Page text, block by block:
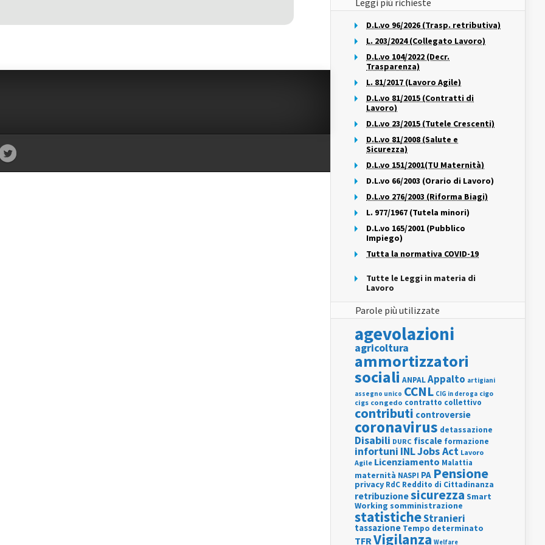
Leggi più richieste
D.L.vo 96/2026 (Trasp. retributiva)
L. 203/2024 (Collegato Lavoro)
D.L.vo 104/2022 (Decr.
Trasparenza)
L. 81/2017 (Lavoro Agile)
D.L.vo 81/2015 (Contratti di
Lavoro)
D.L.vo 23/2015 (Tutele Crescenti)
D.L.vo 81/2008 (Salute e
Sicurezza)
D.L.vo 151/2001(TU Maternità)
D.L.vo 66/2003 (Orario di Lavoro)
D.L.vo 276/2003 (Riforma Biagi)
L. 977/1967 (Tutela minori)
D.L.vo 165/2001 (Pubblico
Impiego)
Tutta la normativa COVID-19
Tutte le Leggi in materia di
Lavoro
Parole più utilizzate
agevolazioni
agricoltura
ammortizzatori
sociali ANPALAppalto artigiani
assegno unico CCNL CIG in deroga cigo
cigs congedo contratto collettivo
contributi controversie
coronavirus detassazione
Disabili DURC fiscale formazione
infortuni INLJobs Act Lavoro
Agile Licenziamento Malattia
maternità NASPI PA Pensione
privacy RdC Reddito di Cittadinanza
retribuzionesicurezza Smart
Working somministrazione
statisticheStranieri
tassazione Tempo determinato
TFRVigilanza Welfare